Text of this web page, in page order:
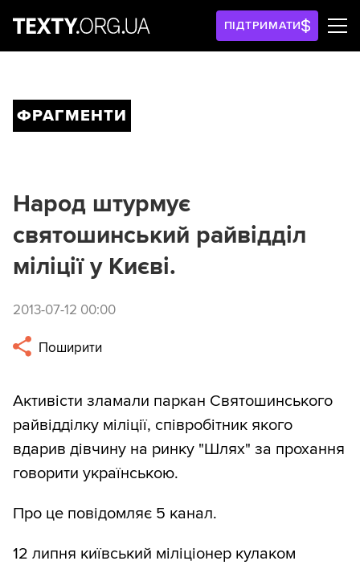
ПІДТРИМАТИ
ФРАГМЕНТИ
Народ штурмує
святошинський райвідділ
міліції у Києві.
2013-07-12 00:00
Поширити
Активісти зламали паркан Святошинського
райвідділку міліції, співробітник якого
вдарив дівчину на ринку "Шлях" за прохання
говорити українською.
Про це повідомляє 5 канал.
12 липня київський міліціонер кулаком